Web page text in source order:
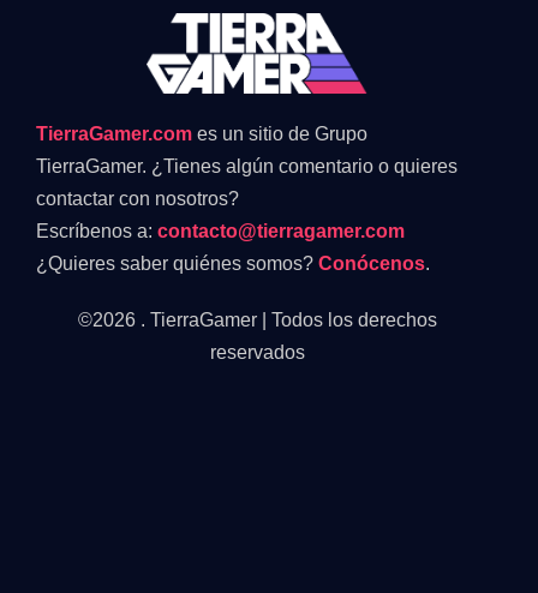
TierraGamer.com es un sitio de Grupo
TierraGamer. ¿Tienes algún comentario o quieres
contactar con nosotros?
Escríbenos a: contacto@tierragamer.com
¿Quieres saber quiénes somos? Conócenos.
©2026 . TierraGamer | Todos los derechos
reservados